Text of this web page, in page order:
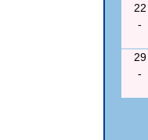
22
-
29
-